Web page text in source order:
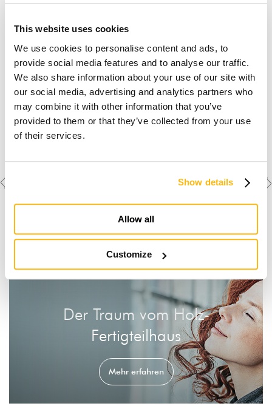
This website uses cookies
We use cookies to personalise content and ads, to
provide social media features and to analyse our traffic.
We also share information about your use of our site with
our social media, advertising and analytics partners who
may combine it with other information that you’ve
provided to them or that they’ve collected from your use
of their services.
Show details
Allow all
Customize
Weitere Objekte
Next
project
Der Traum vom Holz-
Fertigteilhaus
Mehr erfahren